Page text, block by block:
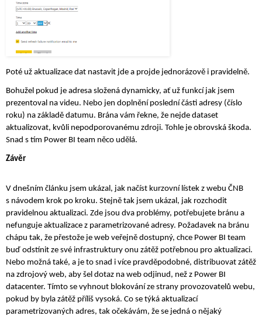
Poté už aktualizace dat nastavit jde a projde jednorázově i pravidelně.
Bohužel pokud je adresa složená dynamicky, ať už funkcí jak jsem
prezentoval na videu. Nebo jen doplnění poslední části adresy (číslo
roku) na základě datumu. Brána vám řekne, že nejde dataset
aktualizovat, kvůli nepodporovanému zdroji. Tohle je obrovská škoda.
Snad s tím Power BI team něco udělá.
Závěr
V dnešním článku jsem ukázal, jak načíst kurzovní lístek z webu ČNB
s návodem krok po kroku. Stejně tak jsem ukázal, jak rozchodit
pravidelnou aktualizaci. Zde jsou dva problémy, potřebujete bránu a
nefunguje aktualizace z parametrizované adresy. Požadavek na bránu
chápu tak, že přestože je web veřejně dostupný, chce Power BI team
buď odstínit ze své infrastruktury onu zátěž potřebnou pro aktualizaci.
Nebo možná také, a je to snad i více pravděpodobné, distribuovat zátěž
na zdrojový web, aby šel dotaz na web odjinud, než z Power BI
datacenter. Tímto se vyhnout blokování ze strany provozovatelů webu,
pokud by byla zátěž příliš vysoká. Co se týká aktualizací
parametrizovaných adres, tak očekávám, že se jedná o nějaký